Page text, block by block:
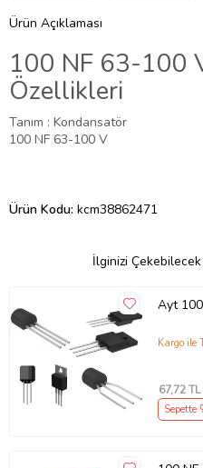
Ürün Açıklaması
100 NF 63-100
Özellikleri
Tanım : Kondansatör
100 NF 63-100 V
Ürün Kodu: kcm38862471
İlginizi
Ayt
Kargo ile
67,72 TL
Sepette